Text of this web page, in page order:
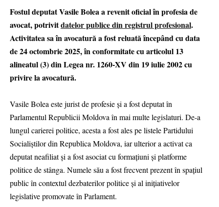
Fostul deputat Vasile Bolea a revenit oficial în profesia de
avocat, potrivitdatelor publice din registrul profesional.
Activitatea sa în avocatură a fost reluată începând cu data
de 24 octombrie 2025, în conformitate cu articolul 13
alineatul (3) din Legea nr. 1260-XV din 19 iulie 2002 cu
privire la avocatură.
Vasile Bolea este jurist de profesie și a fost deputat în
Parlamentul Republicii Moldova în mai multe legislaturi. De-a
lungul carierei politice, acesta a fost ales pe listele Partidului
Socialiștilor din Republica Moldova, iar ulterior a activat ca
deputat neafiliat și a fost asociat cu formațiuni și platforme
politice de stânga. Numele său a fost frecvent prezent în spațiul
public în contextul dezbaterilor politice și al inițiativelor
legislative promovate în Parlament.